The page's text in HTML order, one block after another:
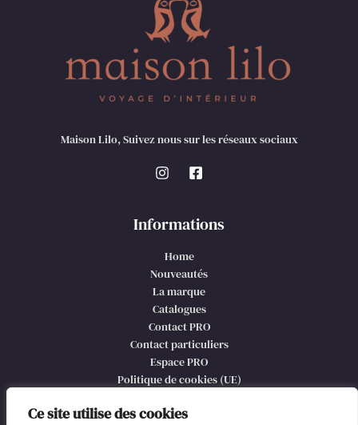
Ce site utilise des cookies
Maison Lilo, Suivez nous sur les réseaux sociaux
Informations
Home
Nouveautés
La marque
Catalogues
Contact PRO
Contact particuliers
Espace PRO
Politique de cookies (UE)